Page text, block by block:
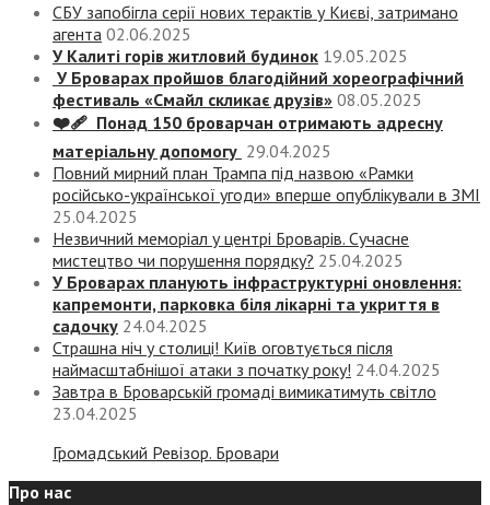
СБУ запобігла серії нових терактів у Києві, затримано
агента 02.06.2025
У Калиті горів житловий будинок 19.05.2025
У Броварах пройшов благодійний хореографічний
фестиваль «Смайл скликає друзів» 08.05.2025
❤️‍🩹 Понад 150 броварчан отримають адресну
матеріальну допомогу 29.04.2025
Повний мирний план Трампа під назвою «‎Рамки
російсько-української угоди» вперше опублікували в ЗМІ
25.04.2025
Незвичний меморіал у центрі Броварів. Сучасне
мистецтво чи порушення порядку? 25.04.2025
У Броварах планують інфраструктурні оновлення:
капремонти, парковка біля лікарні та укриття в
садочку 24.04.2025
Страшна ніч у столиці! Київ оговтується після
наймасштабнішої атаки з початку року! 24.04.2025
Завтра в Броварській громаді вимикатимуть світло
23.04.2025
Громадський Ревізор. Бровари
Про нас